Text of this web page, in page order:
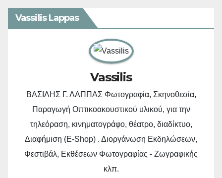
Vassilis Lappas
Vassilis
ΒΑΣΙΛΗΣ Γ. ΛΑΠΠΑΣ Φωτογραφία, Σκηνοθεσία,
Παραγωγή Οπτικοακουστικού υλικού, για την
τηλεόραση, κινηματογράφο, θέατρο, διαδίκτυο,
Διαφήμιση (E-Shop) . Διοργάνωση Εκδηλώσεων,
Φεστιβάλ, Εκθέσεων Φωτογραφίας - Ζωγραφικής
κλπ.